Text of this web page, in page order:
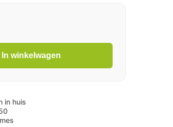
In winkelwagen
in huis